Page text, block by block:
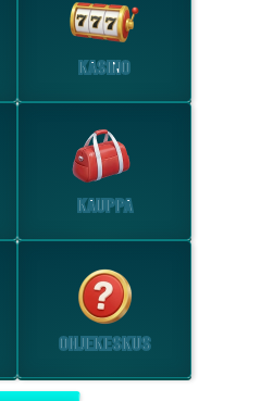
KASINO
KAUPPA
OHJEKESKUS